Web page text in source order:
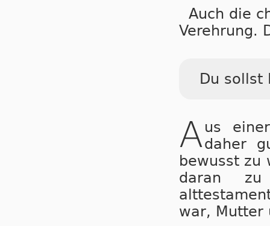
Auch die
Verehrung.
Du sollst
Aus
daher
bewusst zu
daran
war, Mutter